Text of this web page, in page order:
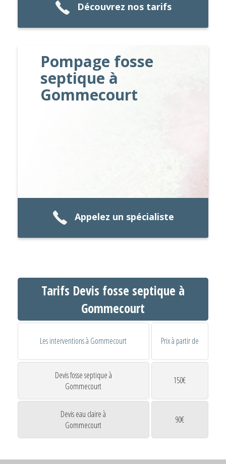
Découvrez nos tarifs
Pompage fosse
septique à
Gommecourt
Appelez un spécialiste
Tarifs Devis fosse septique à
Gommecourt
Les interventions à Gommecourt Prix à partir de
Devis fosse septique à
Gommecourt
150€
Devis eau claire à
Gommecourt
90€